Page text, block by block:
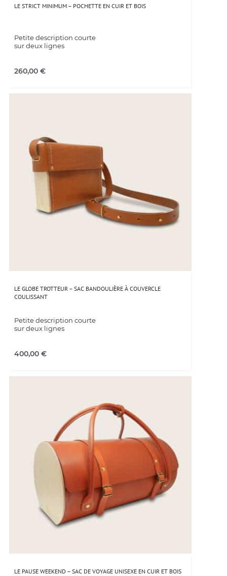
LE STRICT MINIMUM – POCHETTE EN CUIR ET BOIS
Petite description courte
sur deux lignes
260,00 €
LE GLOBE TROTTEUR – SAC BANDOULIÈRE À COUVERCLE
COULISSANT
Petite description courte
sur deux lignes
400,00 €
LE PAUSE WEEKEND – SAC DE VOYAGE UNISEXE EN CUIR ET BOIS